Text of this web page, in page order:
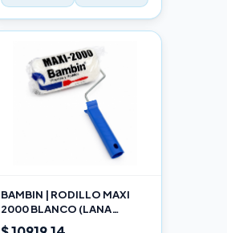
BAMBIN | RODILLO MAXI
2000 BLANCO (LANA
SELECCIONADA) 17CM